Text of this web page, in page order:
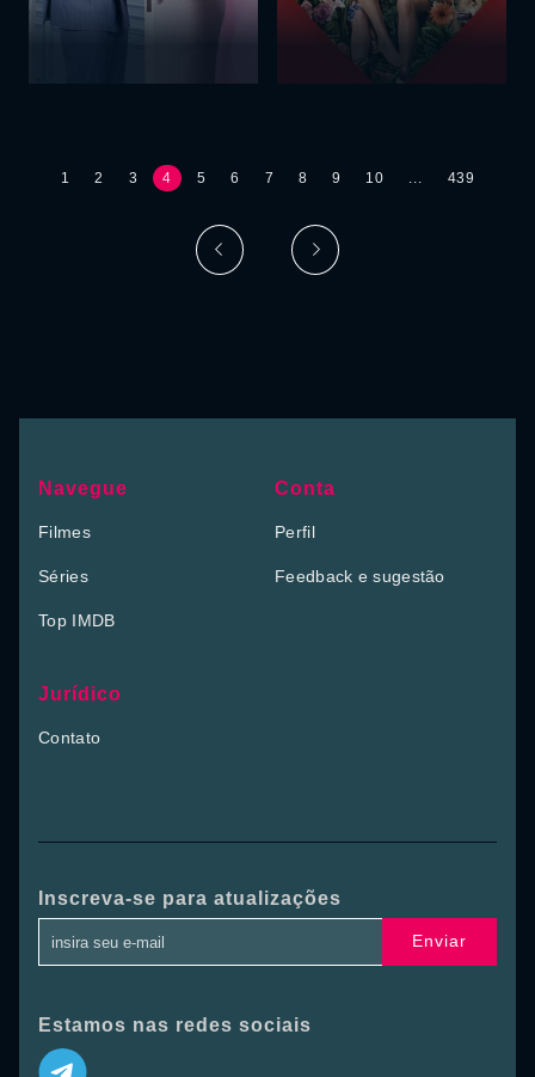
1 2 3 4 5 6 7 8 9 10 439
Navegue
Filmes
Séries
Top IMDB
Conta
Perfil
Feedback e sugestão
Jurídico
Contato
Inscreva-se para atualizações
Enviar
Estamos nas redes sociais